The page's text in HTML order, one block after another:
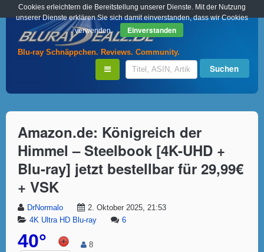
Blu-ray Schnäppchen. Reviews. Community.
Amazon.de: Königreich der
Himmel – Steelbook [4K-UHD +
Blu-ray] jetzt bestellbar für 29,99€
+ VSK
DrNormalo
2. Oktober 2025, 21:53
4K Ultra HD Blu-ray
6
40° 8
Cookies erleichtern die Bereitstellung unserer Dienste. Mit der Nutzung
unserer Dienste erklären Sie sich damit einverstanden, dass wir Cookies
verwenden.
Einverstanden